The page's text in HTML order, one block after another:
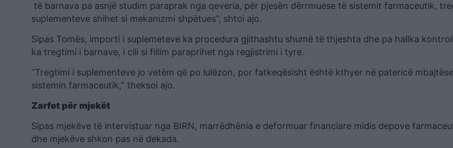
të barnava pa asnjë studim paraprak nga qeveria, për pjesën dërrmuese të sistemit farmaceutik,
suplementeve shihet si mekanizmi shpëtues”, shtoi ajo.
Sipas Tomës, importi i suplemeteve ka procedura gjithashtu shumë të thjeshta dhe pa hallka
ka tregtimi i barnave, i cili si fillim paraprihet nga regjistrimi i tyre.
“Tregtimi i suplementeve jo vetëm që po lulëzon, por fatkeqësisht është kthyer në patericë
sistemin farmaceutik,” theksoi ajo.
Zarfet për mjekët
Sipas mjekëve të intervistuar nga BIRN, marrëdhënia e deformuar financiare midis depove
dhe mjekëve shkon pas në dekada.